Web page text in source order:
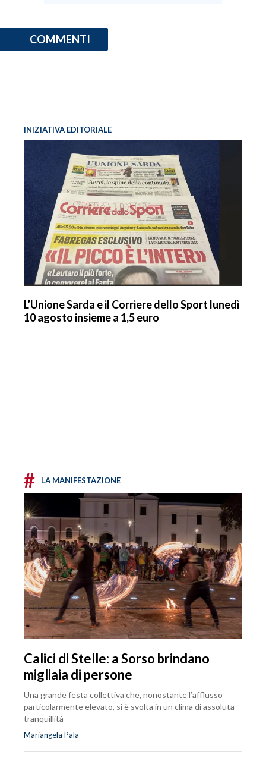
COMMENTI
INIZIATIVA EDITORIALE
L’Unione Sarda e il Corriere dello Sport lunedì
10 agosto insieme a 1,5 euro
# LA MANIFESTAZIONE
Calici di Stelle: a Sorso brindano
migliaia di persone
Una grande festa collettiva che, nonostante l’afflusso
particolarmente elevato, si è svolta in un clima di assoluta
tranquillità
Mariangela Pala